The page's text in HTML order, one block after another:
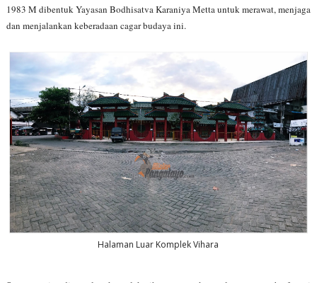
1983 M dibentuk Yayasan Bodhisatva Karaniya Metta untuk merawat, menjaga
dan menjalankan keberadaan cagar budaya ini.
Halaman Luar Komplek Vihara